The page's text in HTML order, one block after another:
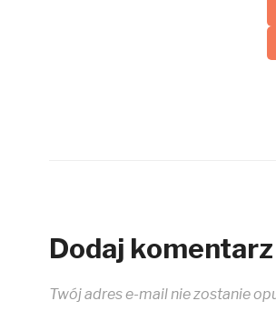
Dodaj komentarz
Twój adres e-mail nie zostanie